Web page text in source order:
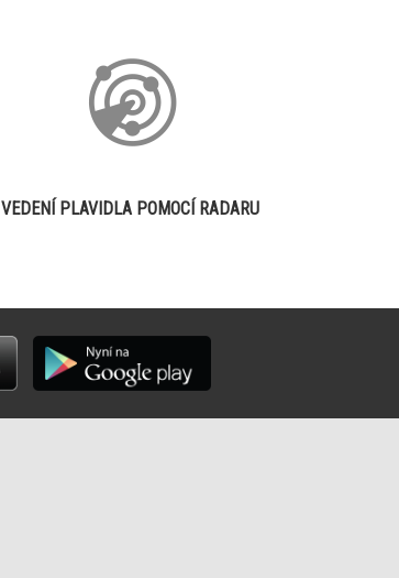
VEDENÍ PLAVIDLA POMOCÍ RADARU